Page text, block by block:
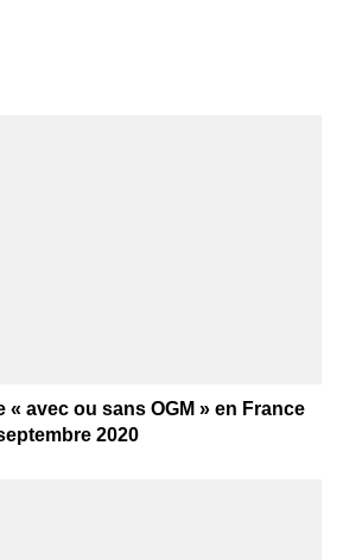
« avec ou sans OGM » en France
2020